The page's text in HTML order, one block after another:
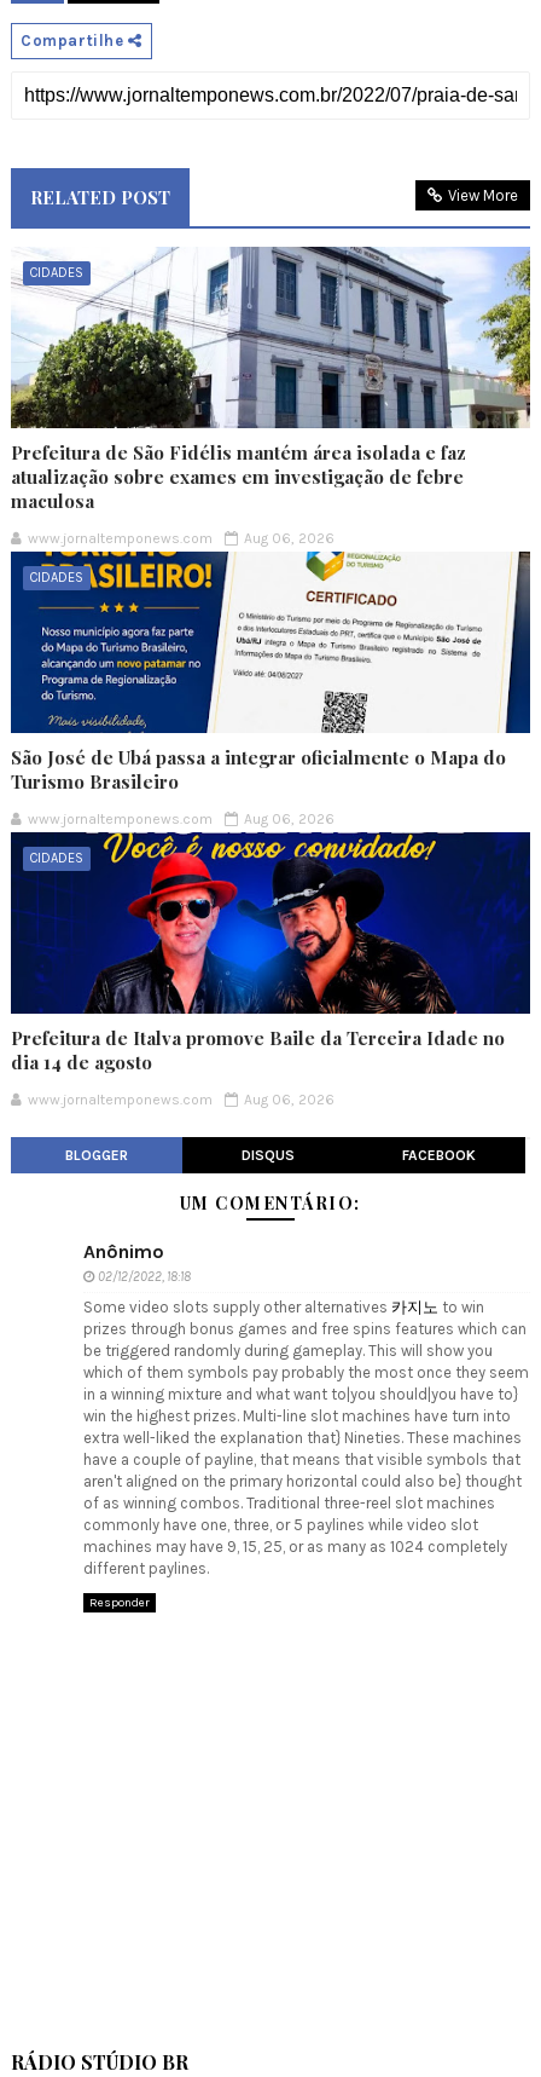
Compartilhe
RELATED POST View More
CIDADES
Prefeitura de São Fidélis mantém área isolada e faz
atualização sobre exames em investigação de febre
maculosa
www.jornaltemponews.com Aug 06, 2026
CIDADES
São José de Ubá passa a integrar oficialmente o Mapa do
Turismo Brasileiro
www.jornaltemponews.com Aug 06, 2026
CIDADES
Prefeitura de Italva promove Baile da Terceira Idade no
dia 14 de agosto
www.jornaltemponews.com Aug 06, 2026
BLOGGER DISQUS FACEBOOK
UM COMENTÁRIO:
Anônimo
02/12/2022, 18:18
Some video slots supply other alternatives 카지노 to win
prizes through bonus games and free spins features which can
be triggered randomly during gameplay. This will show you
which of them symbols pay probably the most once they seem
in a winning mixture and what want to|you should|you have to}
win the highest prizes. Multi-line slot machines have turn into
extra well-liked the explanation that} Nineties. These machines
have a couple of payline, that means that visible symbols that
aren't aligned on the primary horizontal could also be} thought
of as winning combos. Traditional three-reel slot machines
commonly have one, three, or 5 paylines while video slot
machines may have 9, 15, 25, or as many as 1024 completely
different paylines.
Responder
RÁDIO STÚDIO BR